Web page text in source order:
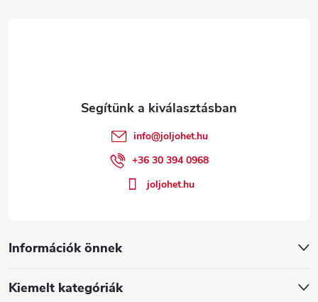
Információk önnek
Kiemelt kategóriák
info@joljohet.hu
+36 30 394 0968
joljohet.hu